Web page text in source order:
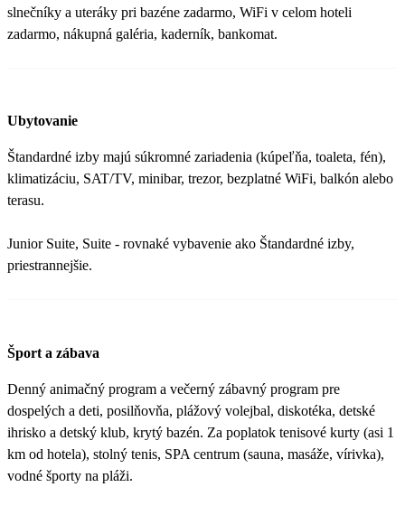
slnečníky a uteráky pri bazéne zadarmo, WiFi v celom hoteli
zadarmo, nákupná galéria, kaderník, bankomat.
Ubytovanie
Štandardné izby majú súkromné zariadenia (kúpeľňa, toaleta, fén),
klimatizáciu, SAT/TV, minibar, trezor, bezplatné WiFi, balkón alebo
terasu.
Junior Suite, Suite - rovnaké vybavenie ako Štandardné izby,
priestrannejšie.
Šport a zábava
Denný animačný program a večerný zábavný program pre
dospelých a deti, posilňovňa, plážový volejbal, diskotéka, detské
ihrisko a detský klub, krytý bazén. Za poplatok tenisové kurty (asi 1
km od hotela), stolný tenis, SPA centrum (sauna, masáže, vírivka),
vodné športy na pláži.